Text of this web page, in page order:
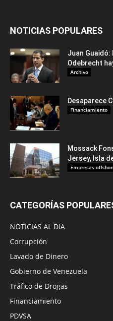
NOTICIAS POPULARES
Juan
Odebrecht
Archivo
Desaparece
Financiamiento
Mossack
Jersey, Isla
Empresas
CATEGORÍAS
NOTICIAS AL DIA
Corrupción
Lavado de Dinero
Gobierno de Venezuela
Tráfico de Drogas
Financiamiento
PDVSA